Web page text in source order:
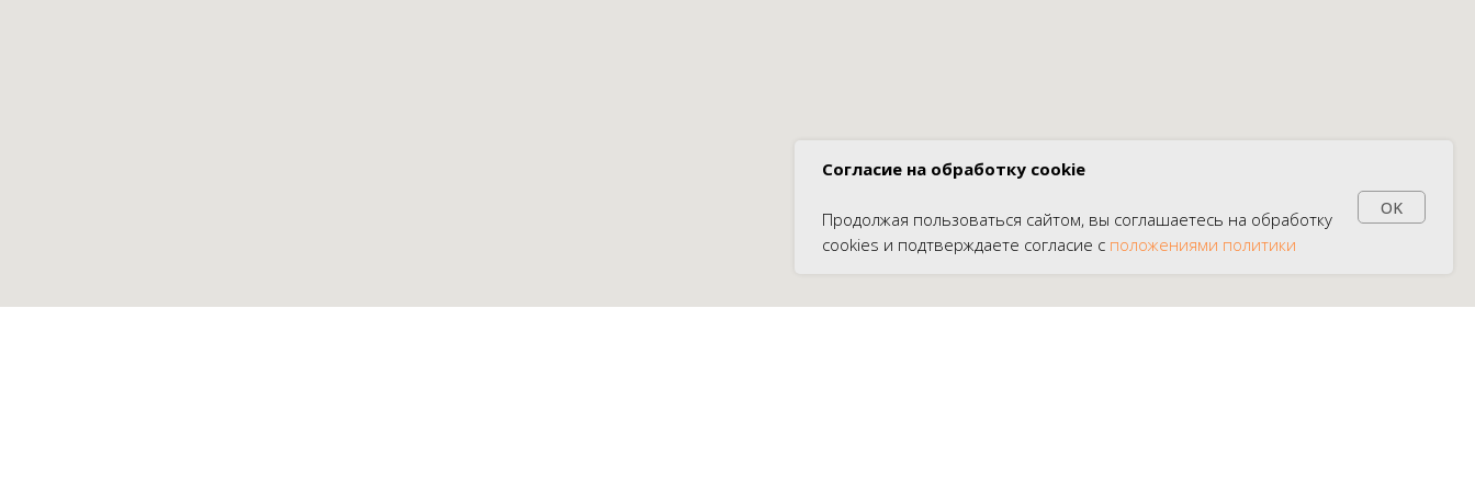
Согласие на обработку cookie
Продолжая пользоваться сайтом, вы соглашаетесь на обработку
cookies и подтверждаете согласие с положениями политики
OK